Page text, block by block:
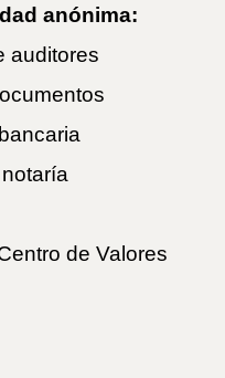
anónima:
auditores
de Valores